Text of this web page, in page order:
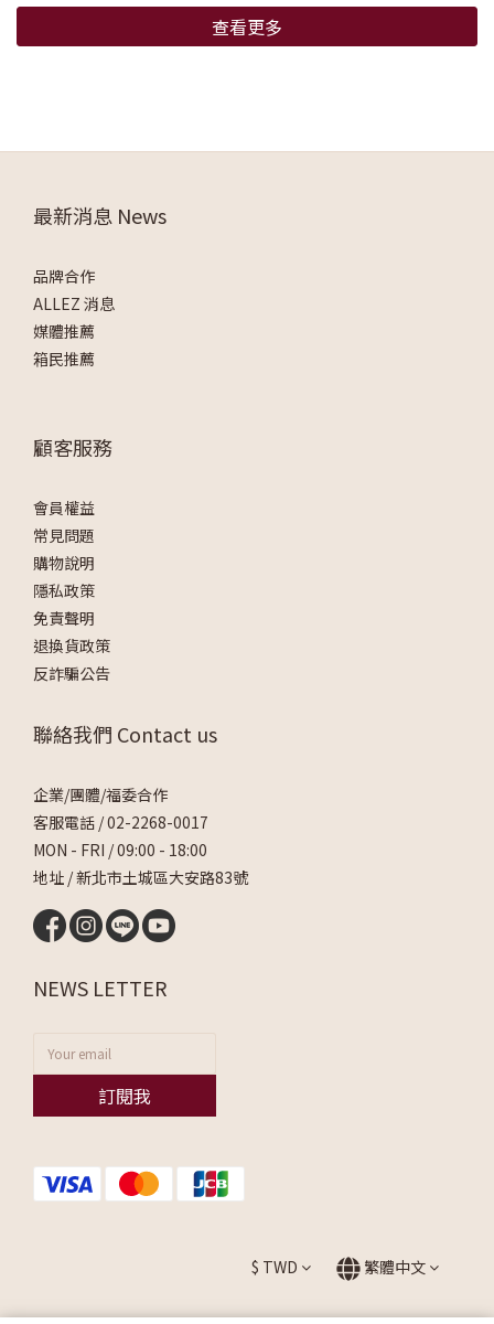
查看更多
最新消息 News
品牌合作
ALLEZ 消息
媒體推薦
箱民推薦
顧客服務
會員權益
常見問題
購物說明
隱私政策
免責聲明
退換貨政策
反詐騙公告
聯絡我們 Contact us
企業/團體/福委合作
客服電話 /02-2268-0017
MON - FRI / 09:00 - 18:00
地址 / 新北市土城區大安路83號
NEWS LETTER
訂閱我
$ TWD 繁體中文